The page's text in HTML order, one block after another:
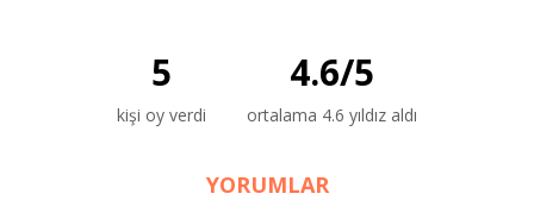
5
kişi oy verdi
4.6/5
ortalama 4.6 yıldız aldı
YORUMLAR